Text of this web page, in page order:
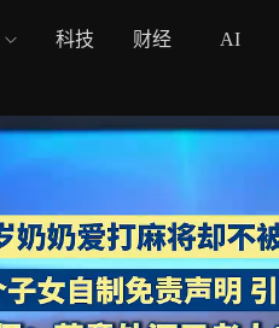
科技 财经 AI